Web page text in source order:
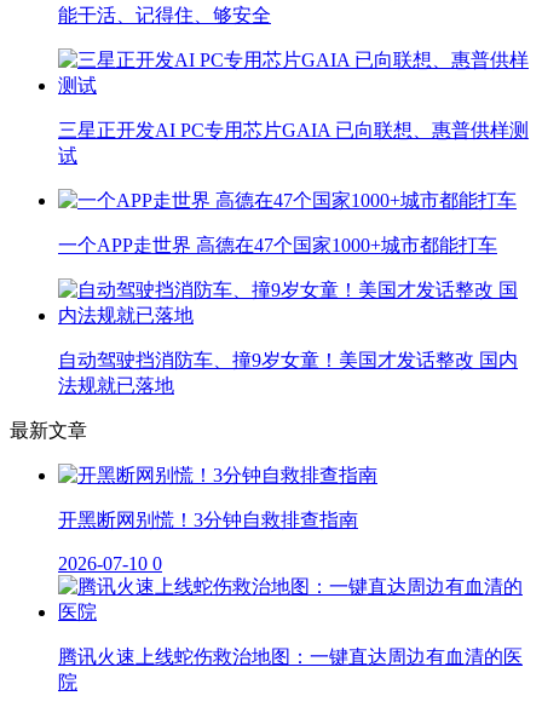
能干活、记得住、够安全
三星正开发AI PC专用芯片GAIA 已向联想、惠普供样测
试
一个APP走世界 高德在47个国家1000+城市都能打车
自动驾驶挡消防车、撞9岁女童！美国才发话整改 国内
法规就已落地
最新文章
开黑断网别慌！3分钟自救排查指南
2026-07-10 0
腾讯火速上线蛇伤救治地图：一键直达周边有血清的医
院